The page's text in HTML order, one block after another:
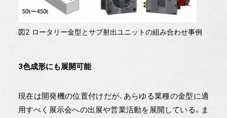
図2 ロータリー金型とサブ射出ユニットの組み合わせ事例
3色成形にも展開可能
現在は開発機の位置付けだが、あらゆる業種の金型に適
用すべく展示会への出展や営業活動を展開している。ま